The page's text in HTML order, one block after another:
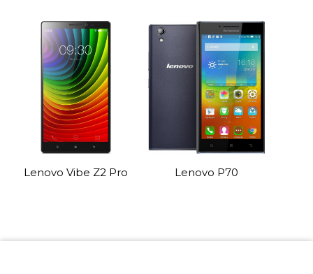
Lenovo Vibe Z2 Pro Lenovo P70